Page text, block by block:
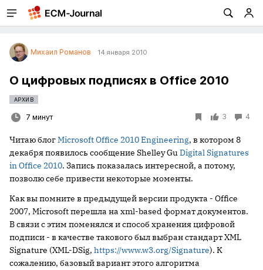
Михаил Романов 14 января 2010
О цифровых подписях в Office 2010
АРХИВ
7 минут 3 4
Читаю блогMicrosoft Office 2010 Engineering, в котором 8
декабря появилось сообщение Shelley GuDigital Signatures
in Office 2010. Запись показалась интересной, а потому,
позволю себе привести некоторые моменты.
Как вы помните в предыдущей версии продукта - Office
2007, Microsoft перешла на xml-based формат документов.
В связи с этим поменялся и способ хранения цифровой
подписи - в качестве такового был выбран стандарт XML
Signature (XML-DSig, https://www.w3.org/Signature). К
сожалению, базовый вариант этого алгоритма